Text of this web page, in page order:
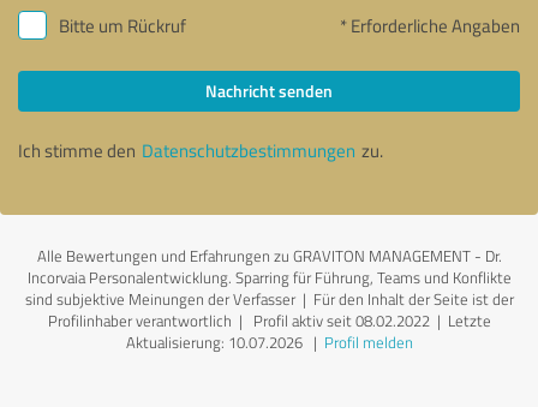
Bitte um Rückruf * Erforderliche Angaben
Nachricht senden
Ich stimme den Datenschutzbestimmungen zu.
Alle Bewertungen und Erfahrungen zu GRAVITON MANAGEMENT - Dr.
Incorvaia Personalentwicklung. Sparring für Führung, Teams und Konflikte
sind subjektive Meinungen der Verfasser | Für den Inhalt der Seite ist der
Profilinhaber verantwortlich | Profil aktiv seit 08.02.2022 | Letzte
Aktualisierung: 10.07.2026| Profil melden